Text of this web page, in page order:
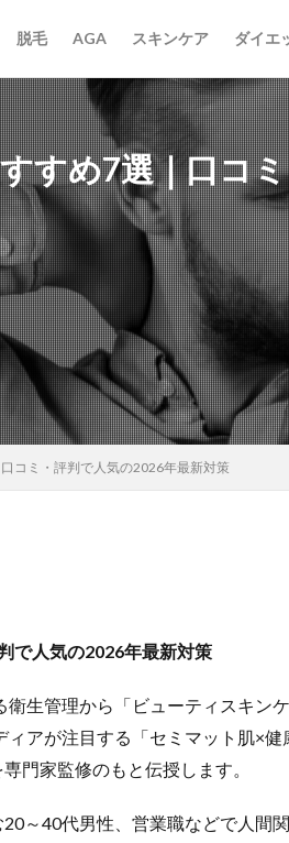
脱毛 AGA スキンケア ダイエ
すめ7選｜口コ
コミ・評判で人気の2026年最新対策
で人気の2026年最新対策
生管理から「ビューティスキン
ィアが注目する「セミマット肌×健
門家監修のもと伝授します。
～40代男性、営業職などで人間